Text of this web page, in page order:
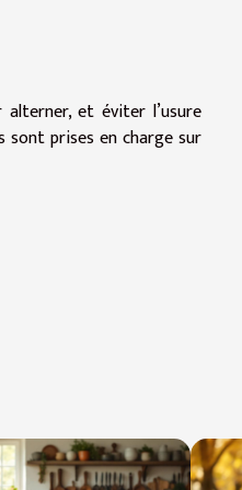
et éviter l’usure
sont prises en charge sur